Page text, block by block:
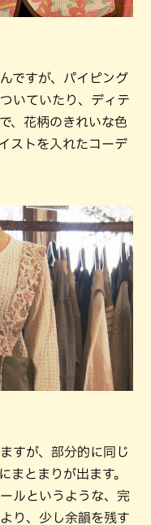
ですが、パイピング
いていたり、ディテ
、花柄のきれいな色
ストを入れたコーデ
すが、部分的に同じ
まとまりが出ます。
ルというような、完
り、少し余韻を残す